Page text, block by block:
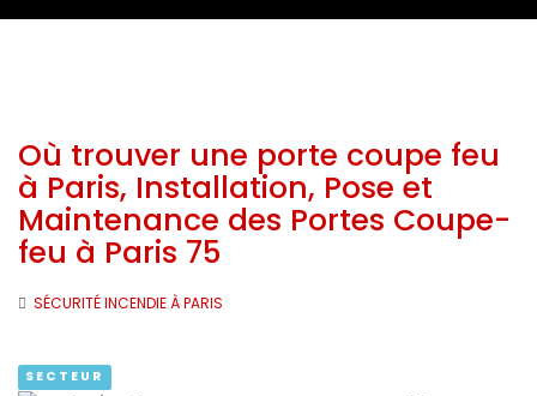
Où trouver une porte coupe feu
à Paris, Installation, Pose et
Maintenance des Portes Coupe-
feu à Paris 75
SÉCURITÉ INCENDIE À PARIS
SECTEUR